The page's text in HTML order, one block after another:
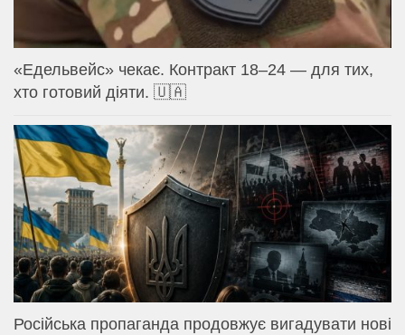
«Едельвейс» чекає. Контракт 18–24 — для тих,
хто готовий діяти. 🇺🇦
Російська пропаганда продовжує вигадувати нові